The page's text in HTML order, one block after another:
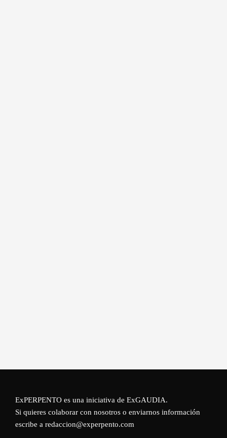
ExPERPENTO es una iniciativa de ExGAUDIA.
Si quieres colaborar con nosotros o enviarnos información
escribe a redaccion@experpento.com